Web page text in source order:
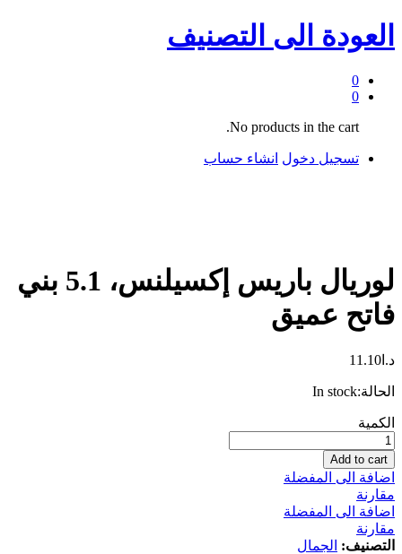
العودة الى التصنيف
0
0
No products in the cart.
تسجيل دخول انشاء حساب
لوريال باريس إكسيلنس، 5.1 بني
فاتح عميق
د.ا 11.10
الحالة:In stock
لوريال
باريس
إكسيلنس،
5.1
بني
فاتح
عميق
كمية
الكمية
Add to cart
اضافة الى المفضلة
مقارنة
اضافة الى المفضلة
مقارنة
التصنيف: الجمال